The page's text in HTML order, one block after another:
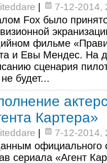
7-12-2014,
Fox было
фильме
и Евы Мендес. На
сценария
будет...
Картера»
7-12-2014,
официального
сериала «Агент